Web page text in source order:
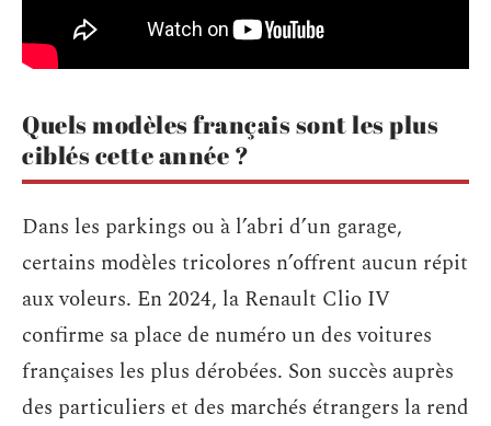
Quels modèles français sont les plus
ciblés cette année ?
Dans les parkings ou à l’abri d’un garage,
certains modèles tricolores n’offrent aucun répit
aux voleurs. En 2024, la Renault Clio IV
confirme sa place de numéro un des voitures
françaises les plus dérobées. Son succès auprès
des particuliers et des marchés étrangers la rend